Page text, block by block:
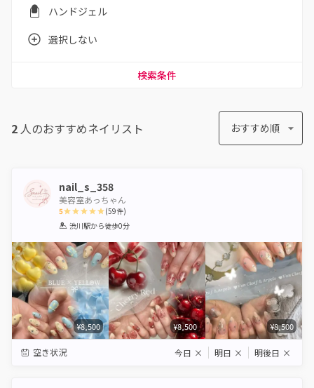
ハンドジェル
選択しない
検索条件
2 人のおすすめネイリスト おすすめ順
nail_s_358
美容室あっちゃん
5
1 2 3 4 5
(59件)
渋川駅から徒歩0分
¥8,500 ¥8,500 ¥8,500
空き状況 今日 × 明日 × 明後日 ×